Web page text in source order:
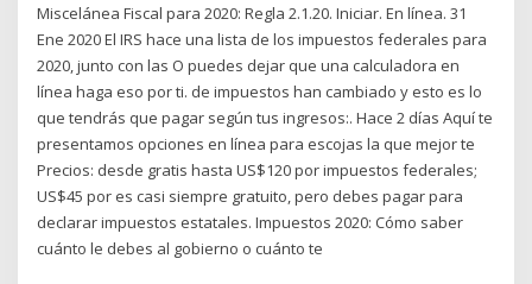
Miscelánea Fiscal para 2020: Regla 2.1.20. Iniciar. En línea. 31
Ene 2020 El IRS hace una lista de los impuestos federales para
2020, junto con las O puedes dejar que una calculadora en
línea haga eso por ti. de impuestos han cambiado y esto es lo
que tendrás que pagar según tus ingresos:. Hace 2 días Aquí te
presentamos opciones en línea para escojas la que mejor te
Precios: desde gratis hasta US$120 por impuestos federales;
US$45 por es casi siempre gratuito, pero debes pagar para
declarar impuestos estatales. Impuestos 2020: Cómo saber
cuánto le debes al gobierno o cuánto te